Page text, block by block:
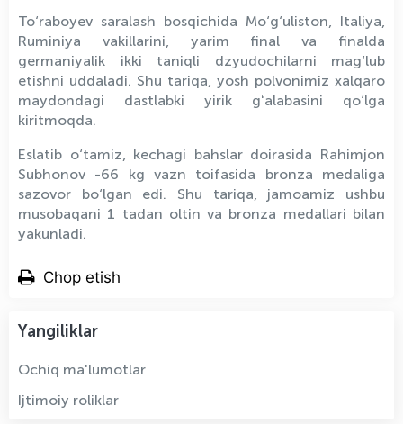
To‘raboyev saralash bosqichida Mo‘g‘uliston, Italiya,
Ruminiya vakillarini, yarim final va finalda
germaniyalik ikki taniqli dzyudochilarni mag‘lub
etishni uddaladi. Shu tariqa, yosh polvonimiz xalqaro
maydondagi dastlabki yirik gʻalabasini qo‘lga
kiritmoqda.
Eslatib o‘tamiz, kechagi bahslar doirasida Rahimjon
Subhonov -66 kg vazn toifasida bronza medaliga
sazovor bo‘lgan edi. Shu tariqa, jamoamiz ushbu
musobaqani 1 tadan oltin va bronza medallari bilan
yakunladi.
Chop etish
Yangiliklar
Ochiq ma'lumotlar
Ijtimoiy roliklar